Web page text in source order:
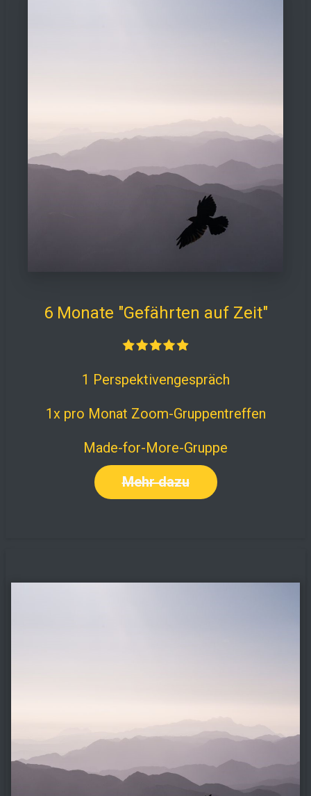
6 Monate "Gefährten auf Zeit"
1 Perspektivengespräch
1x pro Monat Zoom-Gruppentreffen
Made-for-More-Gruppe
Mehr dazu